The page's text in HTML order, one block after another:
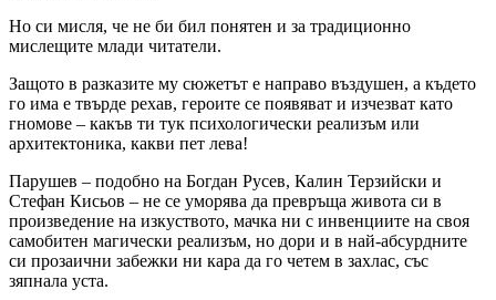
Но си мисля, че не би бил понятен и за традиционно
мислещите млади читатели.
Защото в разказите му сюжетът е направо въздушен, а където
го има е твърде рехав, героите се появяват и изчезват като
гномове – какъв ти тук психологически реализъм или
архитектоника, какви пет лева!
Парушев – подобно на Богдан Русев, Калин Терзийски и
Стефан Кисьов – не се уморява да превръща живота си в
произведение на изкуството, мачка ни с инвенциите на своя
самобитен магически реализъм, но дори и в най-абсурдните
си прозаични забежки ни кара да го четем в захлас, със
зяпнала уста.